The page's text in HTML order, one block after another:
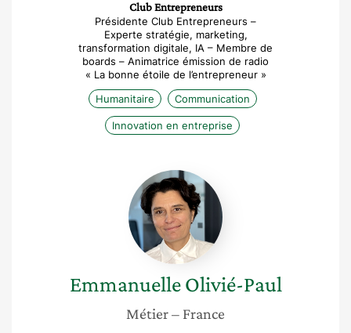
Club Entrepreneurs
Présidente Club Entrepreneurs –
Experte stratégie, marketing,
transformation digitale, IA – Membre de
boards – Animatrice émission de radio
« La bonne étoile de l’entrepreneur »
Humanitaire
Communication
Innovation en entreprise
Emmanuelle
Olivié-
Paul
Emmanuelle Olivié-Paul
Métier– France